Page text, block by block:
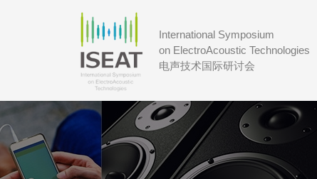
International Symposium
on ElectroAcoustic Technologies
电声技术国际研讨会